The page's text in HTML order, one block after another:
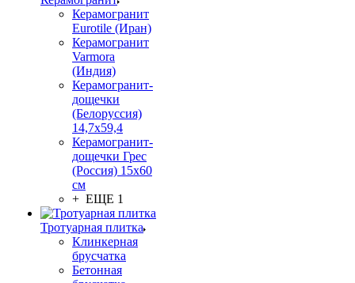
Керамогранит
Eurotile (Иран)
Керамогранит
Varmora
(Индия)
Керамогранит-
дощечки
(Белоруссия)
14,7x59,4
Керамогранит-
дощечки Грес
(Россия) 15х60
см
+ ЕЩЕ 1
Тротуарная плитка
Клинкерная
брусчатка
Бетонная